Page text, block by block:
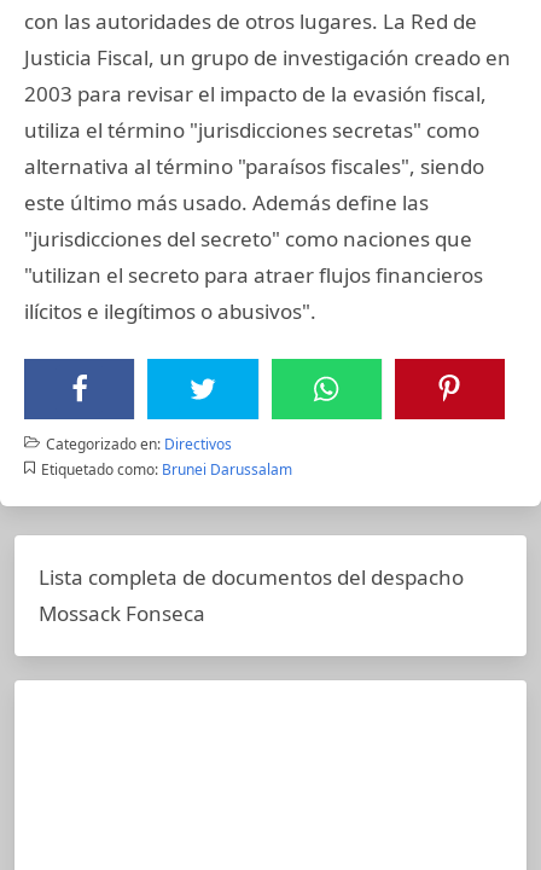
con las autoridades de otros lugares. La Red de
Justicia Fiscal, un grupo de investigación creado en
2003 para revisar el impacto de la evasión fiscal,
utiliza el término "jurisdicciones secretas" como
alternativa al término "paraísos fiscales", siendo
este último más usado. Además define las
"jurisdicciones del secreto" como naciones que
"utilizan el secreto para atraer flujos financieros
ilícitos e ilegítimos o abusivos".
Categorizado en: Directivos
Etiquetado como: Brunei Darussalam
Lista completa de documentos del despacho
Mossack Fonseca